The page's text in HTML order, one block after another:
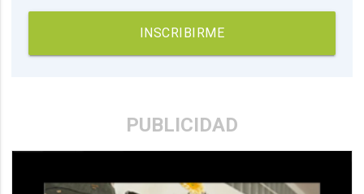
INSCRIBIRME
PUBLICIDAD